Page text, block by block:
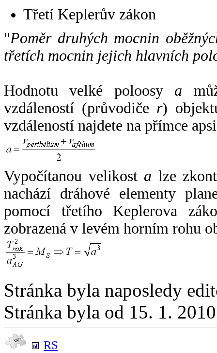
Třetí Keplerův zákon
"Poměr druhých mocnin
třetích mocnin jejich hlavních
Hodnotu velké poloosy a
vzdáleností (průvodiče r)
vzdáleností najdete na přímce
Vypočítanou velikost a lze
nachází dráhové elementy
pomocí třetího Keplerova
zobrazená v levém horním rohu
Stránka byla naposledy
Stránka byla od 15. 1.
RS